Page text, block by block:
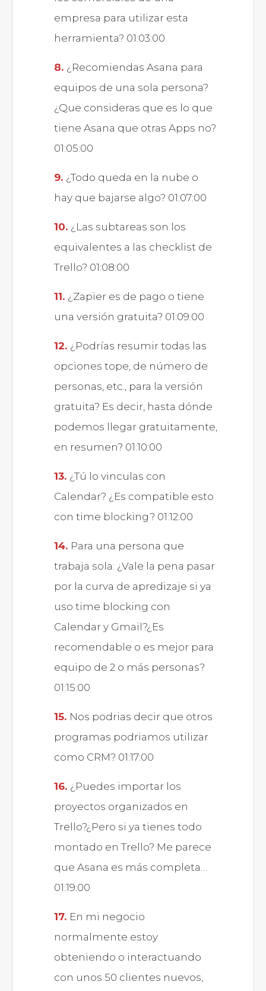
empresa para utilizar esta
herramienta? 01:03:00
¿Recomiendas Asana para
equipos de una sola persona?
¿Que consideras que es lo que
tiene Asana que otras Apps no?
01:05:00
¿Todo queda en la nube o
hay que bajarse algo? 01:07:00
¿Las subtareas son los
equivalentes a las checklist de
Trello? 01:08:00
¿Zapier es de pago o tiene
una versión gratuita? 01:09:00
¿Podrías resumir todas las
opciones tope, de número de
personas, etc., para la versión
gratuita? Es decir, hasta dónde
podemos llegar gratuitamente,
en resumen? 01:10:00
¿Tú lo vinculas con
Calendar? ¿Es compatible esto
con time blocking? 01:12:00
Para una persona que
trabaja sola: ¿Vale la pena pasar
por la curva de apredizaje si ya
uso time blocking con
Calendar y Gmail?¿Es
recomendable o es mejor para
equipo de 2 o más personas?
01:15:00
Nos podrias decir que otros
programas podriamos utilizar
como CRM? 01:17:00
¿Puedes importar los
proyectos organizados en
Trello?¿Pero si ya tienes todo
montado en Trello? Me parece
que Asana es más completa…
01:19:00
En mi negocio
normalmente estoy
obteniendo o interactuando
con unos 50 clientes nuevos,